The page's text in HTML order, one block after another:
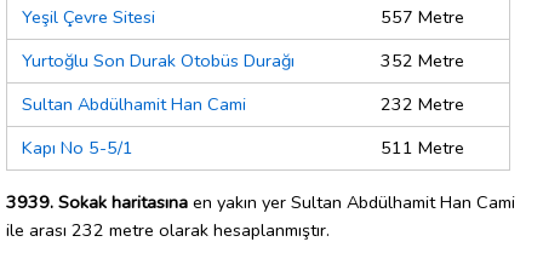
Yeşil Çevre Sitesi
557 Metre
Yurtoğlu Son Durak Otobüs Durağı
352 Metre
Sultan Abdülhamit Han Cami
232 Metre
Kapı No 5-5/1
511 Metre
3939. Sokak haritasına en yakın yer Sultan Abdülhamit Han Cami
ile arası 232 metre olarak hesaplanmıştır.